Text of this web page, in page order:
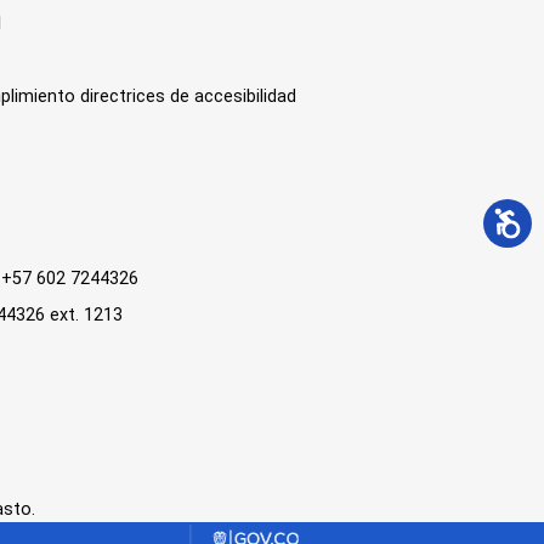
directrices de accesibilidad
602 7244326
ext. 1213